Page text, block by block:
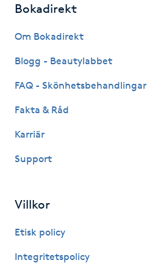
Hälsprickor
Idrottsmassage
IPL
IR-massage
Japansk massage
Bokadirekt
Om Bokadirekt
Blogg - Beautylabbet
FAQ - Skönhetsbehandlingar
Fakta & Råd
Karriär
Support
Villkor
Etisk policy
Integritetspolicy